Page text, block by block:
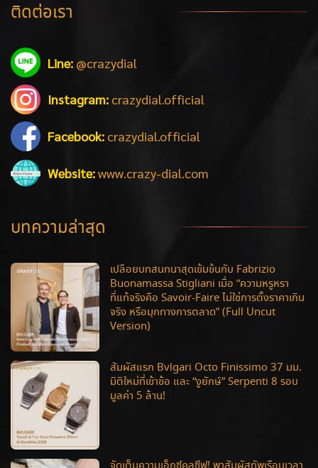
ติดต่อเรา
Line: @crazydial
Instagram: crazydial.official
Facebook: crazydial.official
Website:www.crazy-dial.com
บทความล่าสุด
เปลือยบทสนทนาสุดเข้มข้นกับ Fabrizio
Buonamassa Stigliani เมื่อ “ความหรูหรา
ที่แท้จริงคือ Savoir-Faire ไม่ใช่การตั้งราคาเกิน
จริง หรือมุกทางการตลาด” (Full Uncut
Version)
สัมผัสแรก Bvlgari Octo Finissimo 37 มม.
มิติใหม่ที่เข้าข้อ และ “งูยักษ์” Serpenti 8 รอบ
มูลค่า 5 ล้าน!